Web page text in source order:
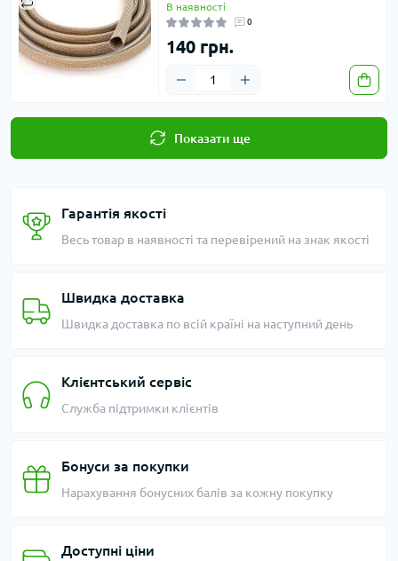
В наявності
0
140 грн.
Показати ще
Гарантія якості
Весь товар в наявності та перевірений на знак якості
Швидка доставка
Швидка доставка по всій країні на наступний день
Клієнтський сервіс
Служба підтримки клієнтів
Бонуси за покупки
Нарахування бонусних балів за кожну покупку
Доступні ціни